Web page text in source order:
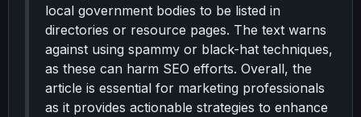
local government bodies to be listed in
directories or resource pages. The text warns
against using spammy or black-hat techniques,
as these can harm SEO efforts. Overall, the
article is essential for marketing professionals
as it provides actionable strategies to enhance